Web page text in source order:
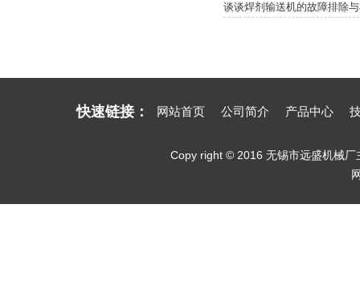
谈谈焊剂输送机的故障排除
快速链接： 网站首页 公司简介 产品中心
Copy right © 2016 无锡市远盛机械